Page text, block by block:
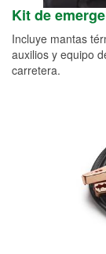
Kit de
Incluye mantas
auxilios y equipo
carretera.